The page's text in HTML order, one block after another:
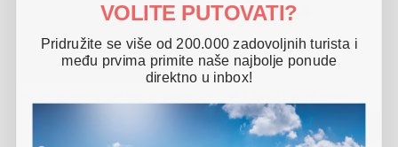
5 NOĆI 2 OSOBE
05.09.-11.09.2026
VIŠE
VOLITE PUTOVATI?
Pridružite se više od 200.000 zadovoljnih turista i
među prvima primite naše najbolje ponude
direktno u inbox!